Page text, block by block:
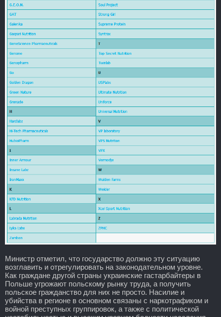
Министр отметил, что государство должно эту ситуацию
возглавить и отрегулировать на законодательном уровне.
Как граждане другой страны украинские гастарбайтеры в
Польше угрожают польскому рынку труда, а получить
польское гражданство для них не просто. Насилие и
убийства в регионе в основном связаны с наркотрафиком и
войной преступных группировок, а также с политической